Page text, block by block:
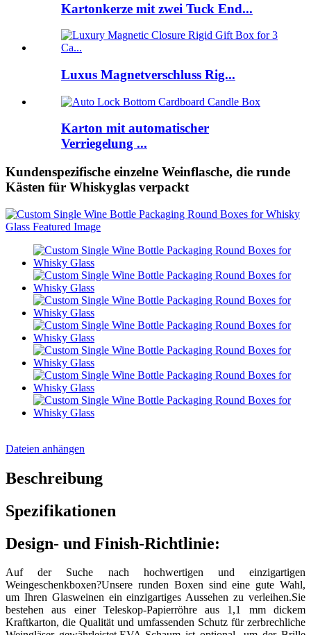
Kartonkerze mit zwei Tuck End...
Luxus Magnetverschluss Rig...
Karton mit automatischer
Verriegelung ...
Kundenspezifische einzelne Weinflasche, die runde
Kästen für Whiskyglas verpackt
Dateien anhängen
Beschreibung
Spezifikationen
Design- und Finish-Richtlinie:
Auf der Suche nach hochwertigen und einzigartigen
Weingeschenkboxen?Unsere runden Boxen sind eine gute Wahl,
um Ihren Glasweinen ein einzigartiges Aussehen zu verleihen.Sie
bestehen aus einer Teleskop-Papierröhre aus 1,1 mm dickem
Kraftkarton, die Qualität und umfassenden Schutz für zerbrechliche